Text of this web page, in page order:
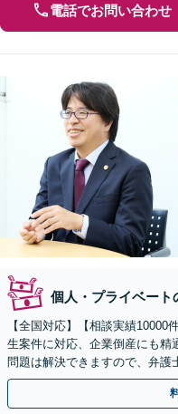
電話でお問い合わせ
個人・プライベート
【全国対応】【相談実績10000
生案件に対応、企業倒産にも精
問題は解決できますので、弁護
ょう【初回相談無料】【法テラ